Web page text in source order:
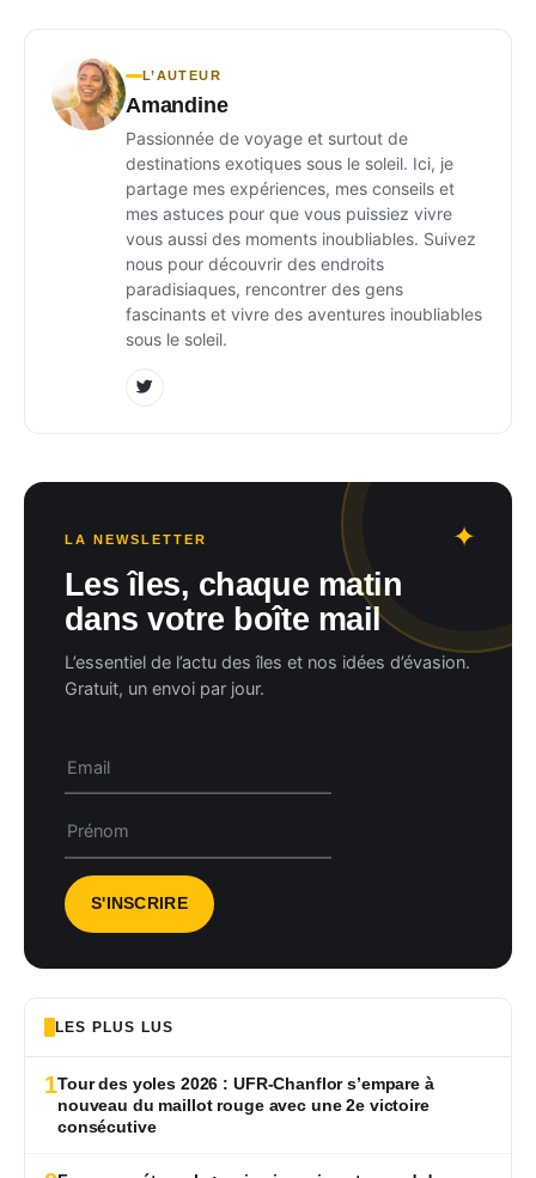
L’AUTEUR
Amandine
Passionnée de voyage et surtout de
destinations exotiques sous le soleil. Ici, je
partage mes expériences, mes conseils et
mes astuces pour que vous puissiez vivre
vous aussi des moments inoubliables. Suivez
nous pour découvrir des endroits
paradisiaques, rencontrer des gens
fascinants et vivre des aventures inoubliables
sous le soleil.
LA NEWSLETTER
Les îles, chaque matin
dans votre boîte mail
L’essentiel de l’actu des îles et nos idées d’évasion.
Gratuit, un envoi par jour.
LES PLUS LUS
1Tour des yoles 2026 : UFR-Chanflor s’empare à
nouveau du maillot rouge avec une 2e victoire
consécutive